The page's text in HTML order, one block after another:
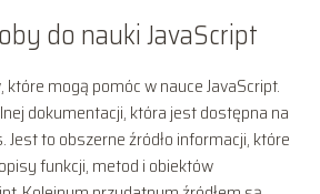
do nauki JavaScript
mogą pomóc w nauce JavaScript.
dokumentacji, która jest dostępna na
Jest to obszerne źródło informacji, które
funkcji, metod i obiektów